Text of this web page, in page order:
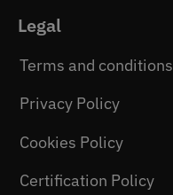
Legal
Terms and conditions
Privacy Policy
Cookies Policy
Certification Policy